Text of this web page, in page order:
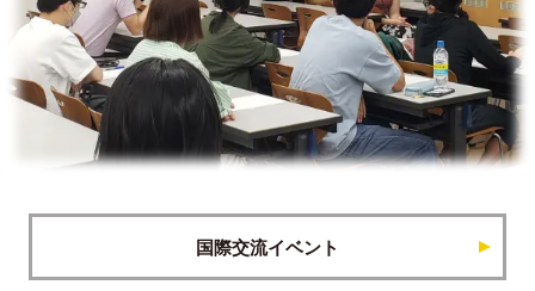
国際交流イベント